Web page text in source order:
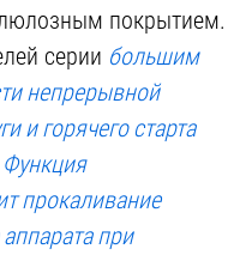
1 100 р.
покрытием.
серии большим
непрерывной
и горячего старта
прокаливание
при